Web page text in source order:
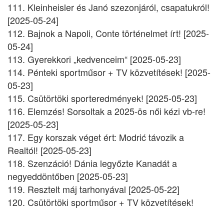
111. Kleinheisler és Janó szezonjáról, csapatukról!
[2025-05-24]
112. Bajnok a Napoli, Conte történelmet írt! [2025-
05-24]
113. Gyerekkori „kedvenceim“ [2025-05-23]
114. Pénteki sportműsor + TV közvetítések! [2025-
05-23]
115. Csütörtöki sporteredmények! [2025-05-23]
116. Elemzés! Sorsoltak a 2025-ös női kézi vb-re!
[2025-05-23]
117. Egy korszak véget ért: Modrić távozik a
Realtól! [2025-05-23]
118. Szenzáció! Dánia legyőzte Kanadát a
negyeddöntőben [2025-05-23]
119. Resztelt máj tarhonyával [2025-05-22]
120. Csütörtöki sportműsor + TV közvetítések!